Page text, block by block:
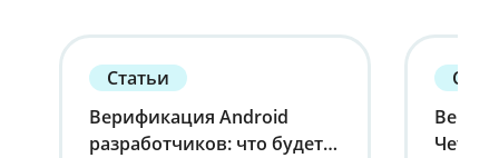
Статьи
Верификация Android
разработчиков: что будет с